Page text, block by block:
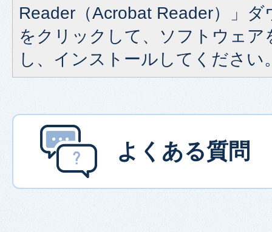
Reader（Acrobat Reader）」
をクリックして、ソフトウェア
し、インストールしてください
よくある質問